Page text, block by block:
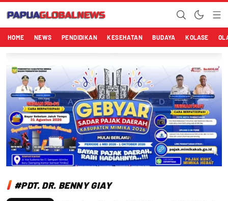
Papuaglobalnews.com
Menulis Fakta dengan Hati Bening
HOME NEWS PENDIDIKAN KESEHATAN BUDAYA KOLASE
#PDT. DR. BENNY GIAY